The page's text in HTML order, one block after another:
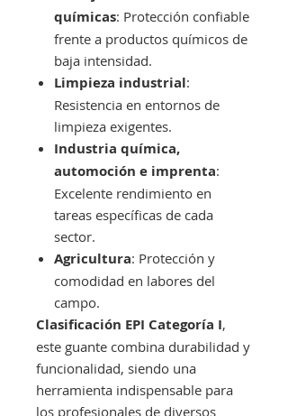
químicas: Protección confiable
frente a productos químicos de
baja intensidad.
Limpieza industrial:
Resistencia en entornos de
limpieza exigentes.
Industria química,
automoción e imprenta:
Excelente rendimiento en
tareas específicas de cada
sector.
Agricultura: Protección y
comodidad en labores del
campo.
Clasificación EPI Categoría I,
este guante combina durabilidad y
funcionalidad, siendo una
herramienta indispensable para
los profesionales de diversos